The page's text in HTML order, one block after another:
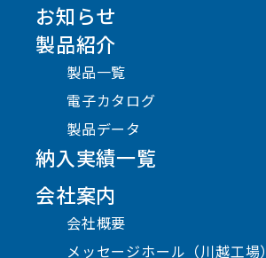
お知らせ
製品紹介
製品一覧
電子カタログ
製品データ
納入実績一覧
会社案内
会社概要
メッセージホール（川越工場）